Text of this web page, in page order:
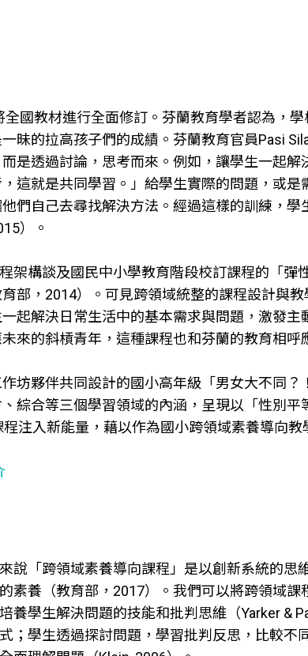
國教材進行全面修訂。芬蘭教育學者認為，
昧的拉高孩子們的成績。芬蘭教育官員Pasi
是透過討論，思考而來。例如，讓學生一起解
這就是共同學習。」給學生實際的問題，或是
們自己去尋找解決方法。經過這樣的訓練，學
）。
架構談及國民中小學教育階段校訂課程的「彈
部，2014）。可見跨領域統整的課程設計與
起解決日常生活中的基本需求與問題，激發主
來的斜槓青年，這種課程也和芬蘭的教育相呼
坊夥伴共同設計的國小高年級「男女大不同？
綜合等三個學習領域的內涵，呈現以「性別平
注入新能量，藉以作為國小跨領域素養導向教
說「跨領域素養導向課程」是以創新系統的思
素養（教育部，2017）。我們可以將跨領域課
養學生解決問題的技能和批判思維（Yarker &
；學生透過探討問題，學習批判反思，比較不